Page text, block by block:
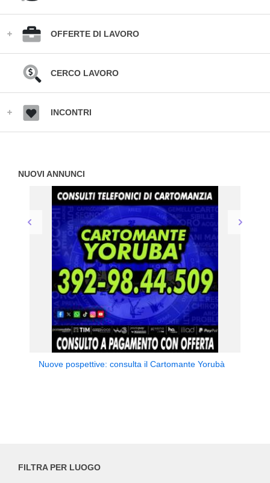
OFFERTE DI LAVORO
CERCO LAVORO
INCONTRI
NUOVI ANNUNCI
Nuove pospettive: consulta il Cartomante Yorubà
FILTRA PER LUOGO